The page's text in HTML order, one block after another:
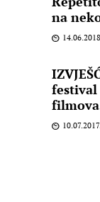
na
14.06.2018.
festival
10.07.2017.